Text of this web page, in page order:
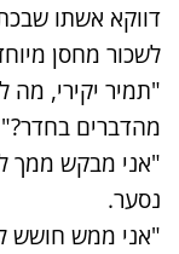
דווקא אשתו
לשכור מחסן
"תמיר יקירי, מה
מהדברים
"אני מבקש ממך
נסער.
"אני ממש חושש